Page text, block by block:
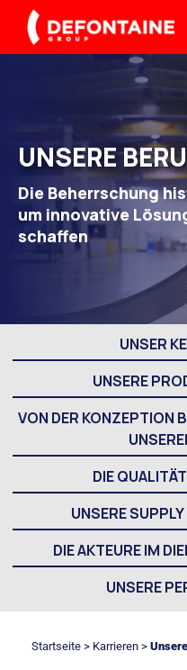
UNSERE
Die Beherrschung
um innovative
schaffen
UNSER
UNSERE
VON DER KONZEPTION
DIE
UNSERE
DIE AKTEURE IM
UNSERE
Startseite > Karrieren >